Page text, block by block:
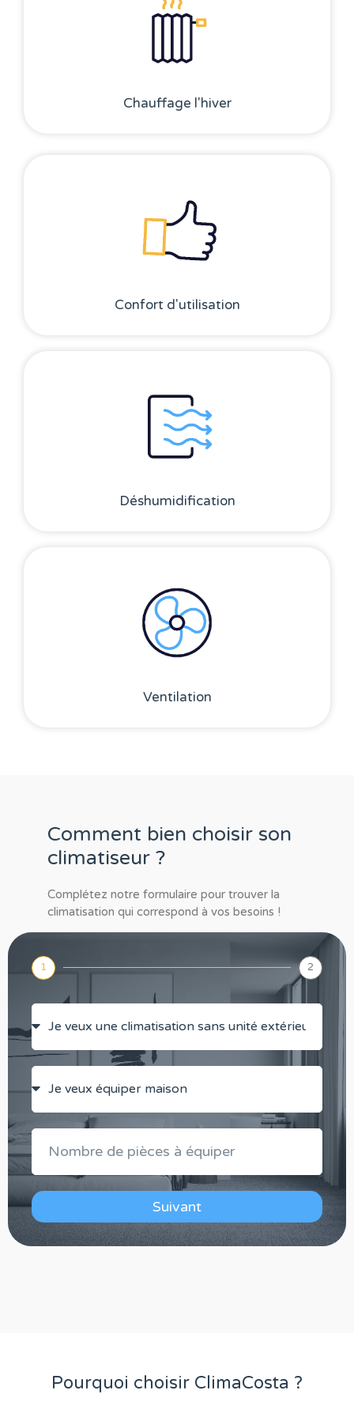
Chauffage l'hiver
Confort d'utilisation
Déshumidification
Ventilation
1 2
Suivant
Comment bien choisir son
climatiseur ?
Complétez notre formulaire pour trouver la
climatisation qui correspond à vos besoins !
Pourquoi choisir ClimaCosta ?